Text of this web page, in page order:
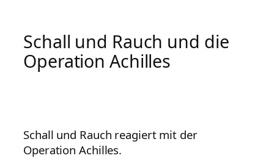
Schall und Rauch und die
Operation Achilles
Schall und Rauch reagiert mit der
Operation Achilles.